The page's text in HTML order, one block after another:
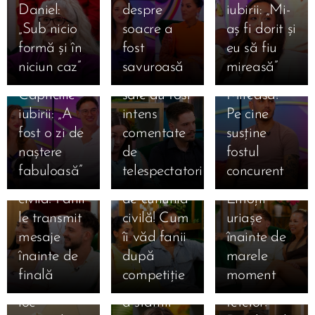
Daniel:
„Sub nicio
formă și în
niciun caz”
despre
soacre a
fost
savuroasă
iubirii: „Mi-
aș fi dorit și
eu să fiu
mireasă”
emoționantă
despre
Mihai la
Mireasa.
Capriciile
iubirii: „A
fost o zi de
naștere
fabuloasă”
mesaj dur
pentru
Claudia!
Declarațiile
sale au fost
intens
comentate
de
telespectatori
favoriții
pentru
marea
finală
Mireasa!
Pe cine
susține
fostul
concurent
15.07.2026
Amalia și
Sebastian,
la doar o zi
de cununia
civilă! Fanii
le transmit
mesaje
înainte de
finală
15.07.2026
Giulia și
Alexandru,
la un pas
de cununia
civilă! Cum
îi văd fanii
după
competiție
15.07.2026
Ema și
Alan, la o
zi de
cununia
civilă!
Emoții
uriașe
înainte de
marele
moment
15.07.2026
Simona
Gherghe
anunță
ediția
specială de
mâine! Au
loc
15.07.2026
Claudia a
izbucnit în
lacrimi la
Mireasa!
Momentul
a stârnit
15.07.2026
Claudia,
salvată
după ce a
ocupat
locul 3 în
topul
fetelor!